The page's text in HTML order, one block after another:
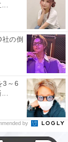
...
の倒
3～6
...
by